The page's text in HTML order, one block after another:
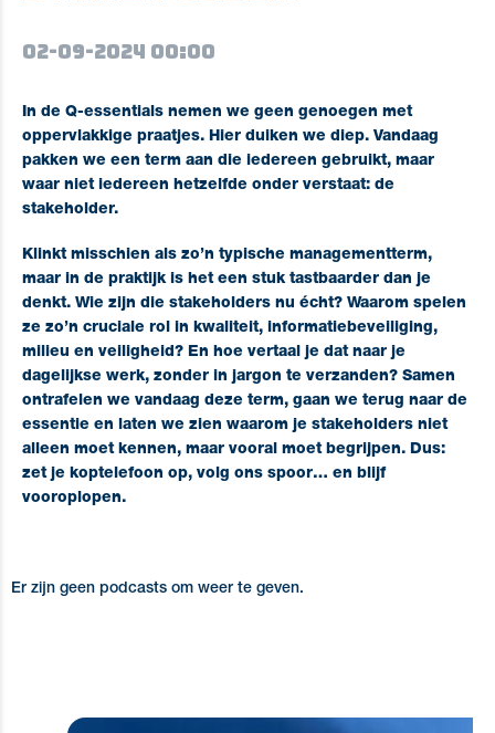
02-09-2024 00:00
In de Q-essentials nemen we geen genoegen met
oppervlakkige praatjes. Hier duiken we diep. Vandaag
pakken we een term aan die iedereen gebruikt, maar
waar niet iedereen hetzelfde onder verstaat: de
stakeholder.
Klinkt misschien als zo’n typische managementterm,
maar in de praktijk is het een stuk tastbaarder dan je
denkt. Wie zijn die stakeholders nu écht? Waarom spelen
ze zo’n cruciale rol in kwaliteit, informatiebeveiliging,
milieu en veiligheid? En hoe vertaal je dat naar je
dagelijkse werk, zonder in jargon te verzanden? Samen
ontrafelen we vandaag deze term, gaan we terug naar de
essentie en laten we zien waarom je stakeholders niet
alleen moet kennen, maar vooral moet begrijpen. Dus:
zet je koptelefoon op, volg ons spoor… en blijf
vooroplopen.
Er zijn geen podcasts om weer te geven.